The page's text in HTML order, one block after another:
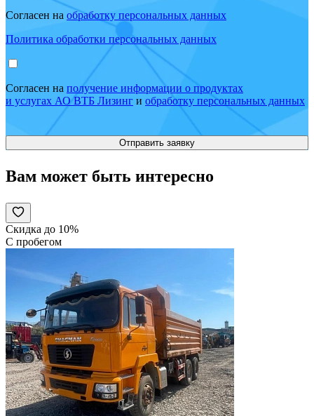
Согласен на обработку персональных данных
Политика обработки персональных данных
Согласен на получение информации о продуктах
и услугах АО ВТБ Лизинг и обработку персональных данных
Вам может быть интересно
Скидка до 10%
С пробегом